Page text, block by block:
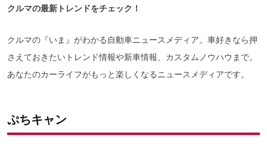
SEEK DRIVE CAR NEWS & SCOOP
CAMPING CAR LIFE !
クルマの最新トレンドをチェック！
クルマの『いま』がわかる自動車ニュースメディア。車好きなら押
さえておきたいトレンド情報や新車情報、カスタムノウハウまで。
あなたのカーライフがもっと楽しくなるニュースメディアです。
ぷちキャン